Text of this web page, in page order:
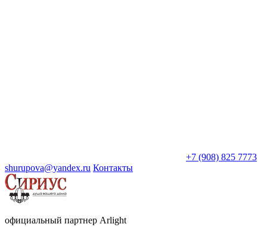
+7 (908) 825 7773
shurupova@yandex.ru Контакты
официальный партнер Arlight